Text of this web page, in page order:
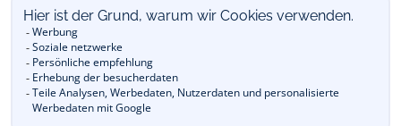
für Kleidung, Schuhe und Babyausstattung. Wer nachfestlicher Kleidung
für Taufe, Kommunion oder andere festliche Anlässe sucht, findet hier
ebenfalls das Richtige für Mädchen und Jungen. Sie sind Fan von unserer
Liberty-Kollektion?Entdecken Sie Saison für Saison blumige Neuheiten in
unserem Onlineshop. Jedes Jahr begleitet Jacadi Ihre Kinder dank einer
raffinierten Back-to-school-Kollektion in das neue Schuljahr. Reservieren
Sie Ihre Artikel online und kaufen Sie sie anschließend im Geschäft dank
derE-reservierung